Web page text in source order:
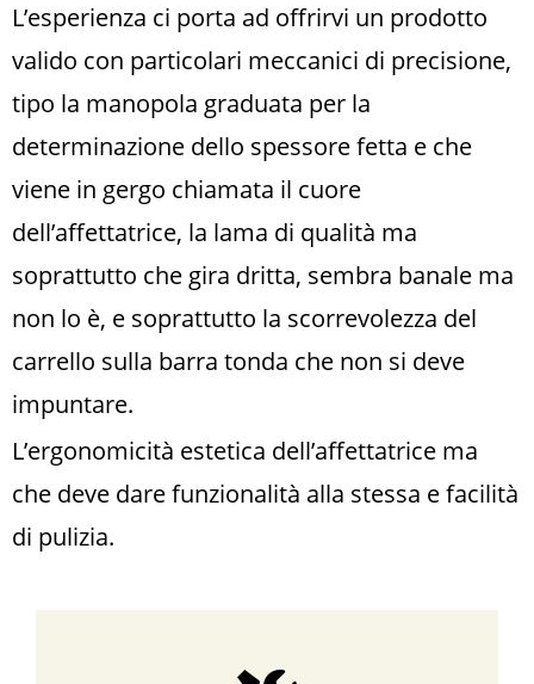
L’esperienza ci porta ad offrirvi un prodotto
valido con particolari meccanici di precisione,
tipo la manopola graduata per la
determinazione dello spessore fetta e che
viene in gergo chiamata il cuore
dell’affettatrice, la lama di qualità ma
soprattutto che gira dritta, sembra banale ma
non lo è, e soprattutto la scorrevolezza del
carrello sulla barra tonda che non si deve
impuntare.
L’ergonomicità estetica dell’affettatrice ma
che deve dare funzionalità alla stessa e facilità
di pulizia.